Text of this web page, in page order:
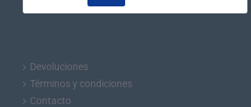
Devoluciones
Términos y condiciones
Contacto